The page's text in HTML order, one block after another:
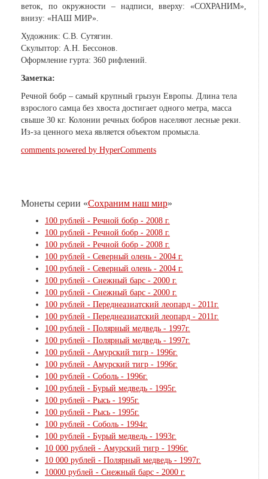
веток, по окружности – надписи, вверху: «СОХРАНИМ»,
внизу: «НАШ МИР».
Художник: С.В. Сутягин.
Скульптор: А.Н. Бессонов.
Оформление гурта: 360 рифлений.
Заметка:
Речной бобр – самый крупный грызун Европы. Длина тела
взрослого самца без хвоста достигает одного метра, масса
свыше 30 кг. Колонии речных бобров населяют лесные реки.
Из-за ценного меха является объектом промысла.
comments powered by HyperComments
Монеты серии «Сохраним наш мир»
100 рублей - Речной бобр - 2008 г.
100 рублей - Речной бобр - 2008 г.
100 рублей - Речной бобр - 2008 г.
100 рублей - Северный олень - 2004 г.
100 рублей - Северный олень - 2004 г.
100 рублей - Снежный барс - 2000 г.
100 рублей - Снежный барс - 2000 г.
100 рублей - Переднеазиатский леопард - 2011г.
100 рублей - Переднеазиатский леопард - 2011г.
100 рублей - Полярный медведь - 1997г.
100 рублей - Полярный медведь - 1997г.
100 рублей - Амурский тигр - 1996г.
100 рублей - Амурский тигр - 1996г.
100 рублей - Соболь - 1996г.
100 рублей - Бурый медведь - 1995г.
100 рублей - Рысь - 1995г.
100 рублей - Рысь - 1995г.
100 рублей - Соболь - 1994г.
100 рублей - Бурый медведь - 1993г.
10 000 рублей - Амурский тигр - 1996г.
10 000 рублей - Полярный медведь - 1997г.
10000 рублей - Снежный барс - 2000 г.